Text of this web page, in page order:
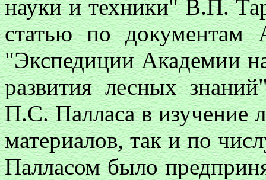
науки и техники" В.П.
статью по
"Экспедиции Академии
развития лесных
П.С. Палласа в изучение
материалов, так и по
Палласом было